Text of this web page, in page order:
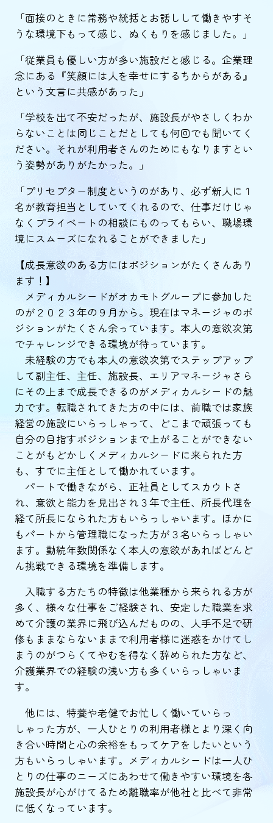
「面接のときに常務や統括とお話しして働きやすそ
うな環境下もって感じ、ぬくもりを感じました。」
「従業員も優しい方が多い施設だと感じる。企業理
念にある『笑顔には人を幸せにするちからがある』
という文言に共感があった」
「学校を出て不安だったが、施設長がやさしくわか
らないことは同じことだとしても何回でも聞いてく
ださい。それが利用者さんのためにもなりますとい
う姿勢がありがたかった。」
「プリセプター制度というのがあり、必ず新人に１
名が教育担当としていてくれるので、仕事だけじゃ
なくプライベートの相談にものってもらい、職場環
境にスムーズになれることができました」
【成長意欲のある方にはポジションがたくさんあり
ます！】
メディカルシードがオカモトグループに参加した
のが２０２３年の９月から。現在はマネージャのポ
ジションがたくさん余っています。本人の意欲次第
でチャレンジできる環境が待っています。
未経験の方でも本人の意欲次第でステップアップ
して副主任、主任、施設長、エリアマネージャさら
にその上まで成長できるのがメディカルシードの魅
力です。転職されてきた方の中には、前職では家族
経営の施設にいらっしゃって、どこまで頑張っても
自分の目指すポジションまで上がることができない
ことがもどかしくメディカルシードに来られた方
も、すでに主任として働かれています。
パートで働きながら、正社員としてスカウトさ
れ、意欲と能力を見出され３年で主任、所長代理を
経て所長になられた方もいらっしゃいます。ほかに
もパートから管理職になった方が３名いらっしゃい
ます。勤続年数関係なく本人の意欲があればどんど
ん挑戦できる環境を準備します。
入職する方たちの特徴は他業種から来られる方が
多く、様々な仕事をご経験され、安定した職業を求
めて介護の業界に飛び込んだものの、人手不足で研
修もままならないままで利用者様に迷惑をかけてし
まうのがつらくてやむを得なく辞められた方など、
介護業界での経験の浅い方も多くいらっしゃいま
す。
他には、特養や老健でお忙しく働いていらっ
しゃった方が、一人ひとりの利用者様とより深く向
き合い時間と心の余裕をもってケアをしたいという
方もいらっしゃいます。メディカルシードは一人ひ
とりの仕事のニーズにあわせて働きやすい環境を各
施設長が心がけてるため離職率が他社と比べて非常
に低くなっています。